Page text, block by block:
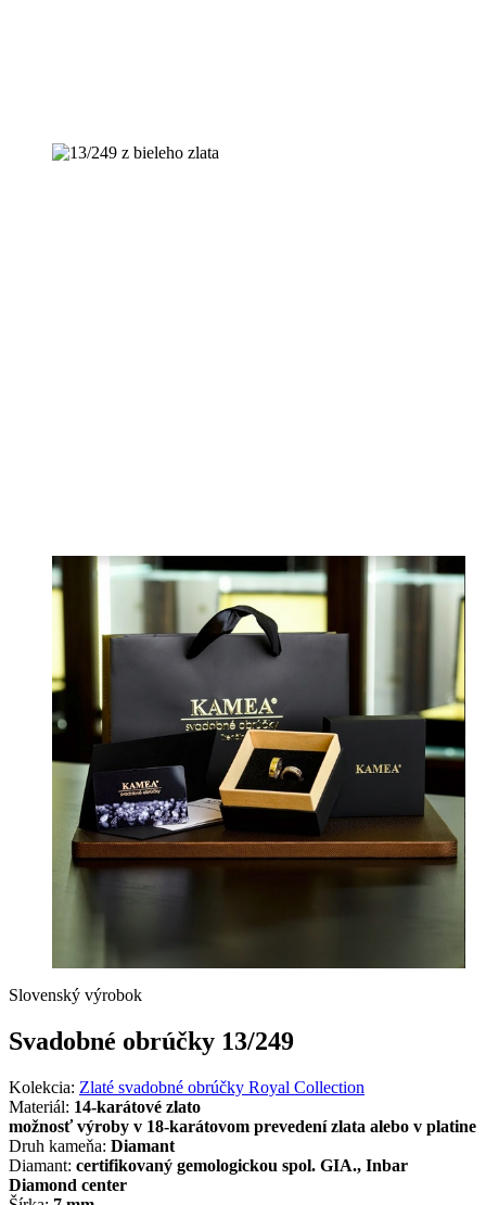
Slovenský výrobok
Svadobné obrúčky 13/249
Kolekcia: Zlaté svadobné obrúčky Royal Collection
Materiál: 14-karátové zlato
možnosť výroby v 18-karátovom prevedení zlata alebo v platine
Druh kameňa: Diamant
Diamant: certifikovaný gemologickou spol. GIA., Inbar
Diamond center